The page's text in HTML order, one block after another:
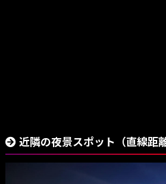
近隣の夜景スポット（直線距離